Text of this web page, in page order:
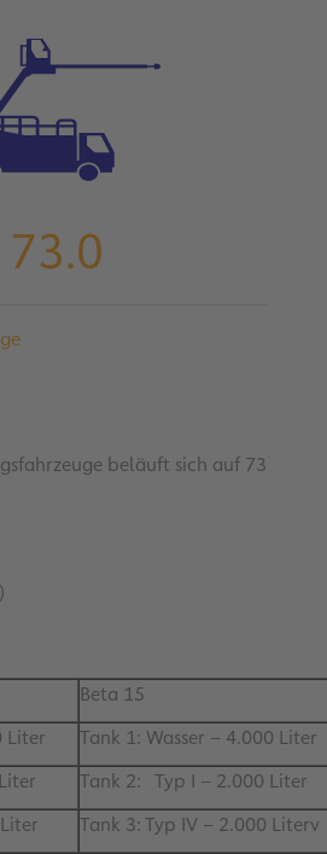
73.0
beläuft sich auf 73
Beta 15
Liter
Tank 1: Wasser – 4.000 Liter
Tank 2: Typ I – 2.000 Liter
Tank 3: Typ IV – 2.000 Literv